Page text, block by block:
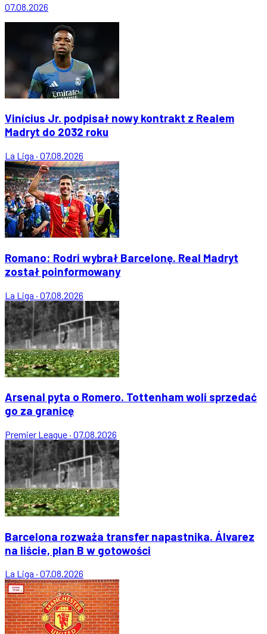
07.08.2026
Vinícius Jr. podpisał nowy kontrakt z Realem
Madryt do 2032 roku
La Liga · 07.08.2026
Romano: Rodri wybrał Barcelonę. Real Madryt
został poinformowany
La Liga · 07.08.2026
Arsenal pyta o Romero. Tottenham woli sprzedać
go za granicę
Premier League · 07.08.2026
Barcelona rozważa transfer napastnika. Álvarez
na liście, plan B w gotowości
La Liga · 07.08.2026